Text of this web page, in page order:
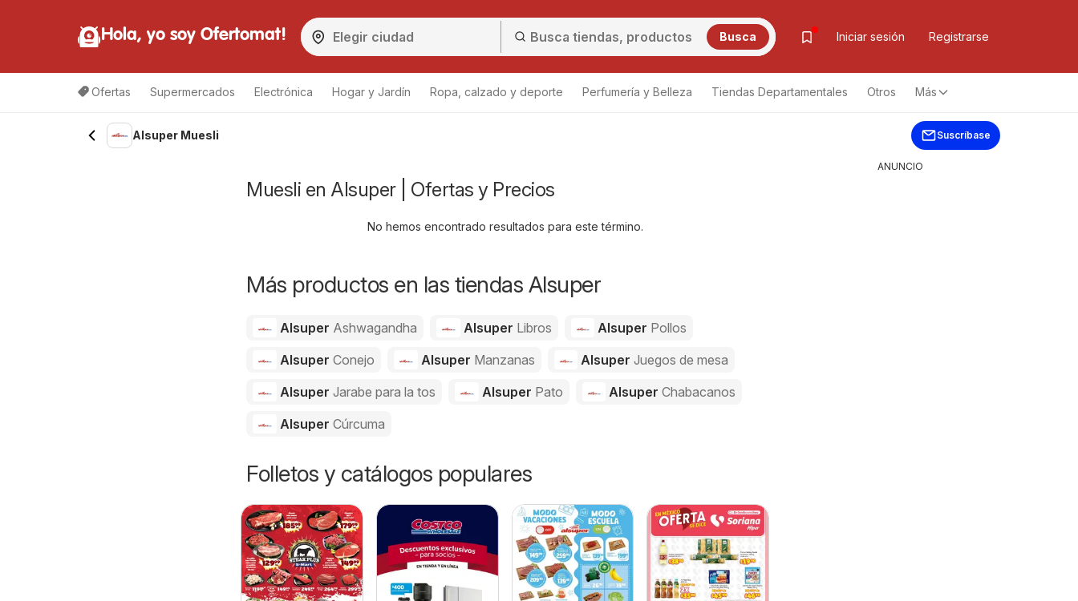
Hola, yo soy Ofertomat! Busca Iniciar sesión Registrarse
Ofertas Supermercados Electrónica Hogar y Jardín Ropa, calzado y deporte Perfumería y Belleza Tiendas Departamentales Otros Más
Alsuper Muesli Suscríbase
Muesli en Alsuper | Ofertas y Precios
No hemos encontrado resultados para este término.
Más productos en las tiendas Alsuper
Alsuper Ashwagandha Alsuper Libros Alsuper Pollos
Alsuper Conejo Alsuper Manzanas AlsuperJuegos de mesa
Alsuper Jarabe para la tos Alsuper Pato AlsuperChabacanos
Alsuper Cúrcuma
Folletos y catálogos populares
ANUNCIO